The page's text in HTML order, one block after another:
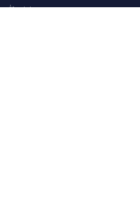
İletişim